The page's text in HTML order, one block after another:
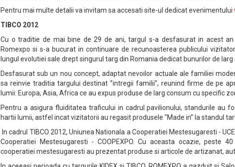
Pentru mai multe detalii va invitam sa accesati site-ul dedicat evenimentului
TIBCO 2012
Cu o traditie de mai bine de 29 de ani, targul s-a desfasurat in acest an
Romexpo si s-a bucurat in continuare de recunoasterea publicului
lungul evolutiei sale drept singurul targ din Romania dedicat bunurilor de larg
Desfasurat sub un nou concept, adaptat nevoilor actuale ale familiei
sa reinvie traditia targului destinat ”intregii familii”, reunind firme de pe
lumii: Europa, Asia, Africa ce au expus produse de larg consum cu specific
Pentru a asigura fluiditatea traficului in cadrul pavilionului, standurile au
hartii lumii, astfel incat vizitatorii au regasit produsele "Made in” la standul
In cadrul TIBCO 2012, Uniunea Nationala a Cooperatiei Mestesugaresti -
Cooperatiei Mestesugaresti - COOPEXPO. Cu aceasta ocazie, peste
cooperatiei mestesugaresti au prezentat produse si articole de artizanat,